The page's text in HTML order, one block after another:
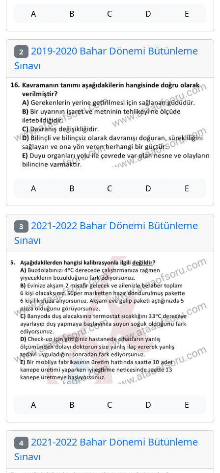
A B C D E
2 2019-2020 Bahar Dönemi Bütünleme
Sınavı
A B C D E
3 2021-2022 Bahar Dönemi Bütünleme
Sınavı
A B C D E
4 2021-2022 Bahar Dönemi Bütünleme
Sınavı